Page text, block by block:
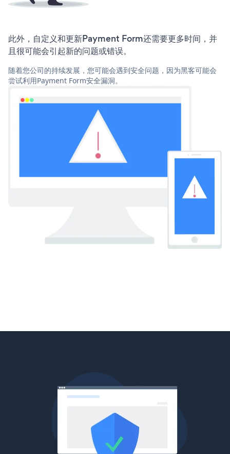
此外，自定义和更新Payment Form还需要更多时间，并
且很可能会引起新的问题或错误。
随着您公司的持续发展，您可能会遇到安全问题，因为黑客可能会
尝试利用Payment Form安全漏洞。